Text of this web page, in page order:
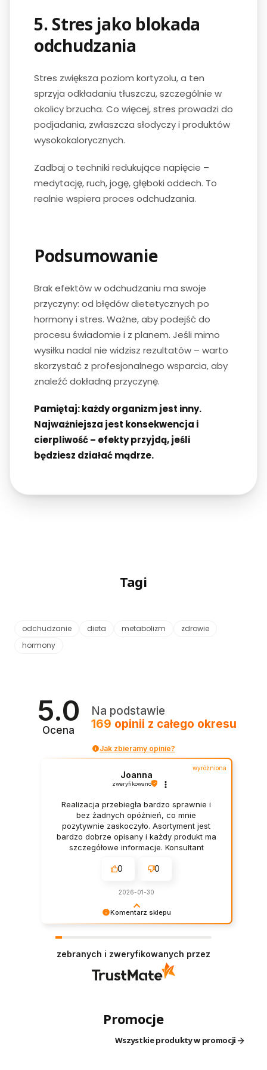
5. Stres jako blokada
odchudzania
Stres zwiększa poziom kortyzolu, a ten
sprzyja odkładaniu tłuszczu, szczególnie w
okolicy brzucha. Co więcej, stres prowadzi do
podjadania, zwłaszcza słodyczy i produktów
wysokokalorycznych.
Zadbaj o techniki redukujące napięcie –
medytację, ruch, jogę, głęboki oddech. To
realnie wspiera proces odchudzania.
Podsumowanie
Brak efektów w odchudzaniu ma swoje
przyczyny: od błędów dietetycznych po
hormony i stres. Ważne, aby podejść do
procesu świadomie i z planem. Jeśli mimo
wysiłku nadal nie widzisz rezultatów – warto
skorzystać z profesjonalnego wsparcia, aby
znaleźć dokładną przyczynę.
Pamiętaj: każdy organizm jest inny.
Najważniejsza jest konsekwencja i
cierpliwość – efekty przyjdą, jeśli
będziesz działać mądrze.
Tagi
odchudzanie dieta metabolizm
zdrowie
hormony
5.0
Ocena
Na podstawie
169 opinii z całego okresu
Jak zbieramy opinie?
Komentarz sklepu
klienta i Twoja recenzja potwierdza nasze
wysiłki - dziękujemy raz jeszcze i mamy nadzieję
- do szybkiego zobaczenia!
wyróżniona
Joanna
zweryfikowano
Realizacja przebiegła bardzo sprawnie i
bez żadnych opóźnień, co mnie
pozytywnie zaskoczyło. Asortyment jest
bardzo dobrze opisany i każdy produkt ma
szczegółowe informacje. Konsultant
wszystko wytłumaczył krok po kroku.
0 0
2026-01-30
zebranych i zweryfikowanych przez
Promocje
Wszystkie produkty w promocji